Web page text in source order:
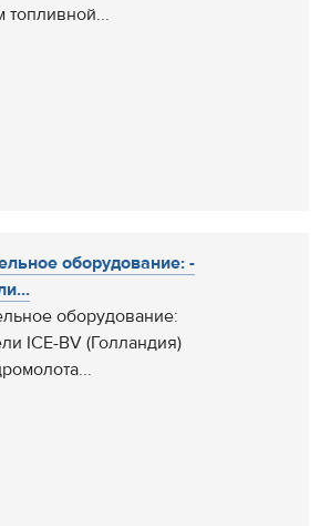
оборудование: -
оборудование:
ICE-BV (Голландия)